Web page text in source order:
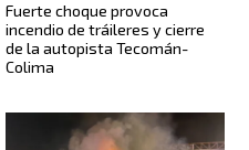
Fuerte choque provoca
incendio de tráileres y cierre
de la autopista Tecomán-
Colima